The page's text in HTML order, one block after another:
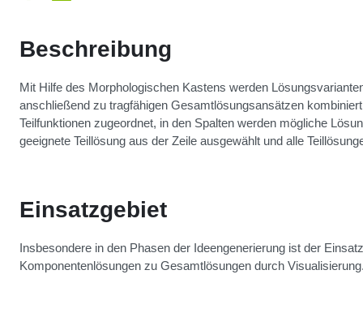
Beschreibung
Mit Hilfe des Morphologischen Kastens werden
anschließend zu tragfähigen Gesamtlösungsansätzen
Teilfunktionen zugeordnet, in den Spalten werden mögliche
geeignete Teillösung aus der Zeile ausgewählt und alle
Einsatzgebiet
Insbesondere in den Phasen der Ideengenerierung ist der
Komponentenlösungen zu Gesamtlösungen durch